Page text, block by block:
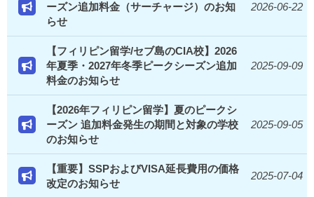
ーズン追加料金（サーチャージ）のお知
らせ
2026-06-22
【フィリピン留学/セブ島のCIA校】2026
年夏季・2027年冬季ピークシーズン追加
料金のお知らせ
2025-09-09
【2026年フィリピン留学】夏のピークシ
ーズン 追加料金発生の期間と対象の学校
のお知らせ
2025-09-05
【重要】SSPおよびVISA延長費用の価格
改定のお知らせ
2025-07-04